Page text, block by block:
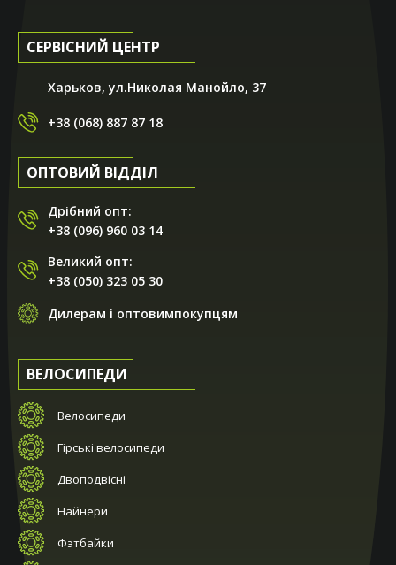
порадовали условия покупки. Со скидкой в 25% цена
стала довольно привлекательной. Вобщем, всем
подобрать вам железного друга на любой вкус!!!
СЕРВІСНИЙ ЦЕНТР
Харьков, ул.Николая Манойло, 37
+38 (068) 887 87 18
ОПТОВИЙ ВІДДІЛ
Дрібний опт:
+38 (096) 960 03 14
Великий опт:
+38 (050) 323 05 30
Дилерам і оптовимпокупцям
ВЕЛОСИПЕДИ
Велосипеди
Гірські велосипеди
Двоподвісні
Найнери
Фэтбайки